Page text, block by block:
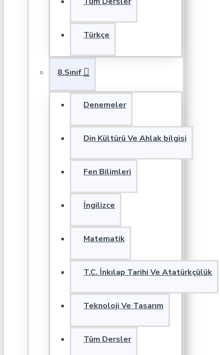
Türkçe
8.Sınıf
Denemeler
Din Kültürü Ve Ahlak bilgisi
Fen Bilimleri
İngilizce
Matematik
T.C. İnkılap Tarihi Ve Atatürkçülük
Teknoloji Ve Tasarım
Tüm Dersler